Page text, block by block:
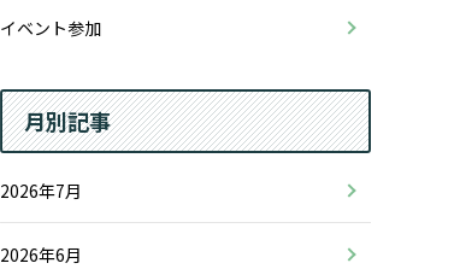
イベント参加
月別記事
2026年7月
2026年6月